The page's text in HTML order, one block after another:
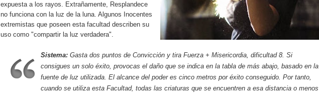
expuesta a los rayos. Extrañamente, Resplandece
no funciona con la luz de la luna. Algunos Inocentes
extremistas que poseen esta facultad describen su
uso como "compartir la luz verdadera".
Sistema: Gasta dos puntos de Convicción y tira Fuerza + Misericordia, dificultad 8. Si
consigues un solo éxito, provocas el daño que se indica en la tabla de más abajo, basado en la
fuente de luz utilizada. El alcance del poder es cinco metros por éxito conseguido. Por tanto,
cuando se utiliza esta Facultad, todas las criaturas que se encuentren a esa distancia o menos